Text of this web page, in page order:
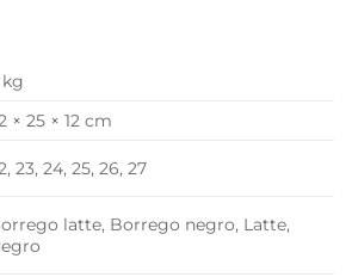
× 25 × 12 cm
23, 24, 25, 26, 27
latte, Borrego negro, Latte,